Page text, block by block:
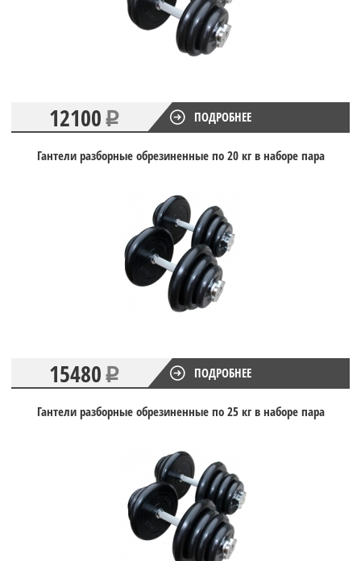
12100 ПОДРОБНЕЕ
Гантели разборные обрезиненные по 20 кг в наборе пара
15480 ПОДРОБНЕЕ
Гантели разборные обрезиненные по 25 кг в наборе пара